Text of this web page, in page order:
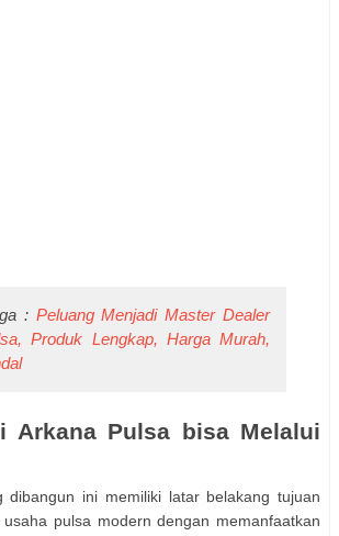
: Peluang Menjadi Master Dealer
Produk Lengkap, Harga Murah,
Arkana Pulsa bisa Melalui
dibangun ini memiliki latar belakang tujuan
pulsa modern dengan memanfaatkan